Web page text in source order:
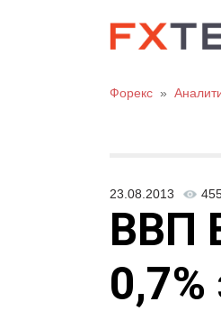
Форекс »
23.08.2013
ВВП
0,7%